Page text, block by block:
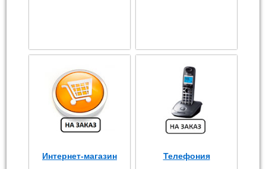
Интернет-магазин Телефония